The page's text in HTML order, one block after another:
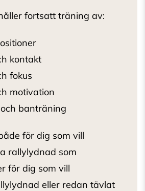
fortsatt träning av:
kontakt
fokus
motivation
banträning
för dig som vill
rallylydnad som
för dig som vill
eller redan tävlat